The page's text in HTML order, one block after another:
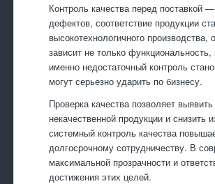
Контроль качества перед поставкой
дефектов, соответствие продукции
высокотехнологичного
зависит не только
именно недостаточный контроль
могут серьезно ударить по бизнесу.
Проверка качества позволяет
некачественной продукции и
системный контроль качества
долгосрочному сотрудничеству. В
максимальной прозрачности и
достижения этих целей.